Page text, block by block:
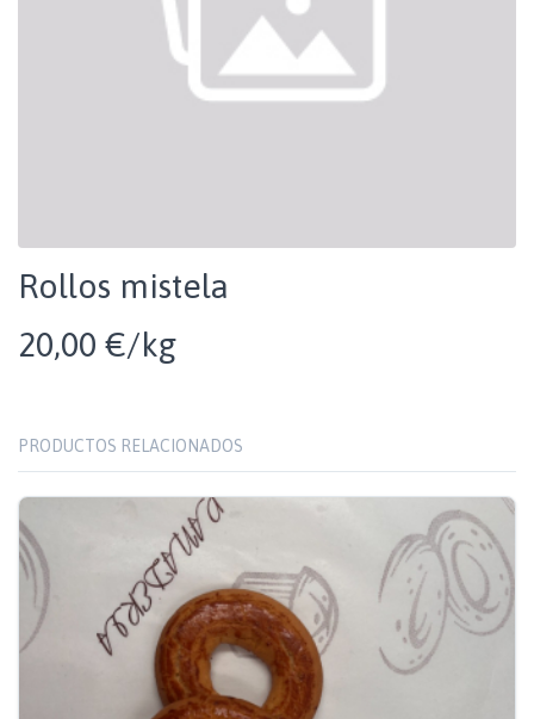
Rollos mistela
20,00 €/kg
PRODUCTOS RELACIONADOS